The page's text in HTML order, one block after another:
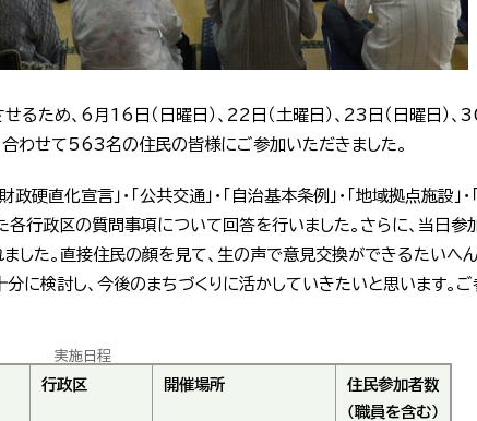
ため、6月16日（日曜日）、22日（土曜日）、23日（日曜日）、
わせて563名の住民の皆様にご参加いただきました。
硬直化宣言」・「公共交通」・「自治基本条例」・「地域拠点施設」
各行政区の質問事項について回答を行いました。さらに、当日
した。直接住民の顔を見て、生の声で意見交換ができるたいへ
分に検討し、今後のまちづくりに活かしていきたいと思います。
実施日程
行政区 開催場所
住民参加者数
（職員を含む）